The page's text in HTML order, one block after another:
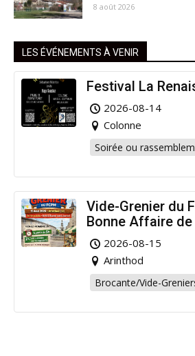
8 août 2026
LES ÉVÉNEMENTS À VENIR
Festival La
2026-08-14
Colonne
Soirée ou
Vide-Grenier du
Bonne Affaire de
Arinthod !
2026-08-15
Arinthod
Brocante/Vide-